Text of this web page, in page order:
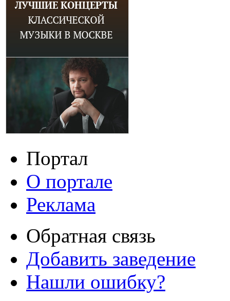
Портал
О портале
Реклама
Обратная связь
Добавить заведение
Нашли ошибку?